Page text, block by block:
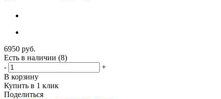
6950 руб.
Есть в наличии (8)
-
+
В корзину
Купить в 1 клик
Поделиться